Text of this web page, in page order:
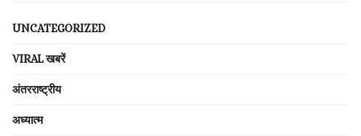
UNCATEGORIZED
VIRAL खबरें
अंतरराष्ट्रीय
अध्यात्म